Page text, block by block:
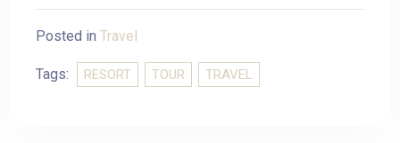
Posted in Travel
Tags: RESORT TOUR TRAVEL